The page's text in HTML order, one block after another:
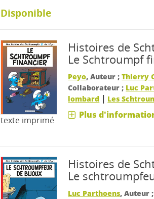
Disponible
texte imprimé
Histoires de
Le Schtroumpf
Peyo, Auteur ;Thierry
Collaborateur ; Luc
lombard | Les
Plus
Histoires de
Le
Luc Parthoens, Auteur